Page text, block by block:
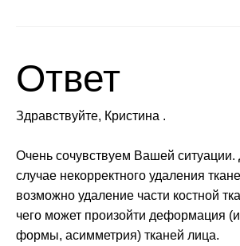
Ответ
Здравствуйте, Кристина .
Очень сочувствуем Вашей ситуации.
случае некорректного удаления
возможно удаление части костной
чего может произойти деформация
формы, асимметрия) тканей лица.